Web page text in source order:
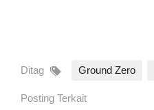
Ditag Ground Zero
Posting Terkait